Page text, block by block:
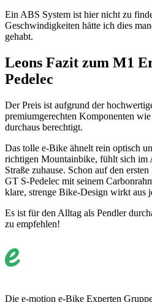
Ein ABS System ist hier nicht zu
Geschwindigkeiten hätte ich dies
gehabt.
Leons Fazit zum M1
Pedelec
Der Preis ist aufgrund der
premiumgerechten Komponenten
durchaus berechtigt.
Das tolle e-Bike ähnelt rein optisch
richtigen Mountainbike, fühlt sich im
Straße zuhause. Schon auf den
GT S-Pedelec mit seinem
klare, strenge Bike-Design wirkt aus
Es ist für den Alltag als Pendler
zu empfehlen!
Die e-motion e-Bike Experten